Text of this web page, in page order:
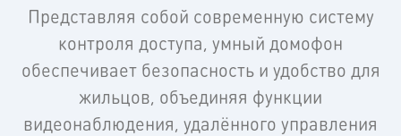
Представляя собой современную систему
контроля доступа, умный домофон
обеспечивает безопасность и удобство для
жильцов, объединяя функции
видеонаблюдения, удалённого управления